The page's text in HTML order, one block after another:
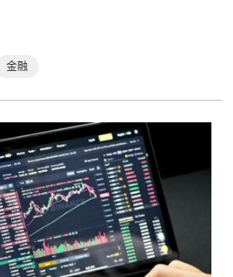
應中斷正在重新改寫通膨前景，使
金融